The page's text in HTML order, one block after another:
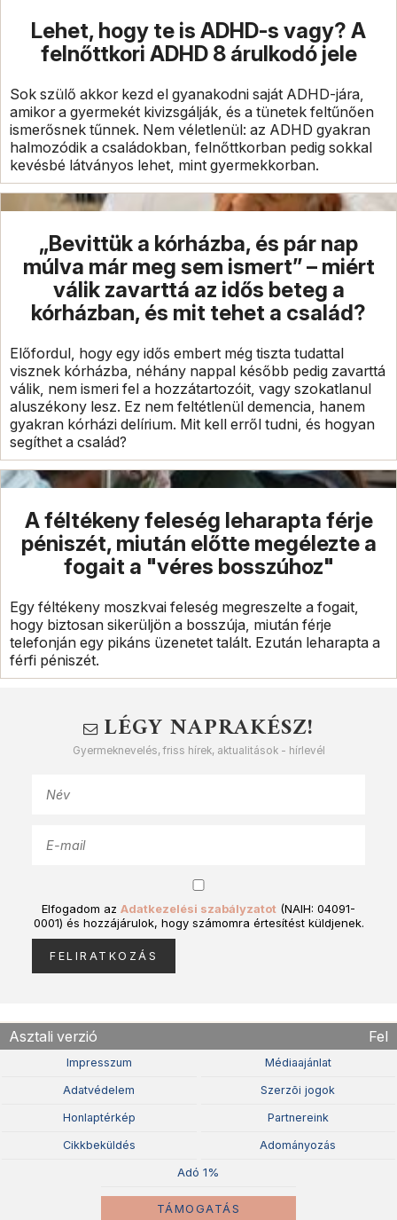
Lehet, hogy te is ADHD-s vagy? A
felnőttkori ADHD 8 árulkodó jele
Sok szülő akkor kezd el gyanakodni saját ADHD-jára,
amikor a gyermekét kivizsgálják, és a tünetek feltűnően
ismerősnek tűnnek. Nem véletlenül: az ADHD gyakran
halmozódik a családokban, felnőttkorban pedig sokkal
kevésbé látványos lehet, mint gyermekkorban.
„Bevittük a kórházba, és pár nap
múlva már meg sem ismert” – miért
válik zavarttá az idős beteg a
kórházban, és mit tehet a család?
Előfordul, hogy egy idős embert még tiszta tudattal
visznek kórházba, néhány nappal később pedig zavarttá
válik, nem ismeri fel a hozzátartozóit, vagy szokatlanul
aluszékony lesz. Ez nem feltétlenül demencia, hanem
gyakran kórházi delírium. Mit kell erről tudni, és hogyan
segíthet a család?
A féltékeny feleség leharapta férje
péniszét, miután előtte megélezte a
fogait a "véres bosszúhoz"
Egy féltékeny moszkvai feleség megreszelte a fogait,
hogy biztosan sikerüljön a bosszúja, miután férje
telefonján egy pikáns üzenetet talált. Ezután leharapta a
férfi péniszét.
LÉGY NAPRAKÉSZ!
Gyermeknevelés, friss hírek, aktualitások - hírlevél
Elfogadom az Adatkezelési szabályzatot (NAIH: 04091-
0001) és hozzájárulok, hogy számomra értesítést küldjenek.
Asztali verzió Fel
Impresszum Médiaajánlat
Adatvédelem Szerzõi jogok
Honlaptérkép Partnereink
Cikkbeküldés Adományozás
Adó 1%
TÁMOGATÁS